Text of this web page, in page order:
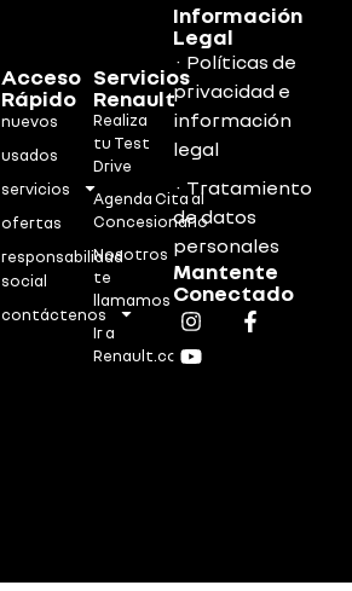
Servicios
Renault
Realiza
tu Test
Drive
Agenda Cita al
Concesionario
Nosotros
te
llamamos
Ir a
Renault.co
Acceso
Rápido
nuevos
usados
servicios
ofertas
responsabilidad
social
contáctenos
Información
Legal
· Políticas de
privacidad e
información
legal
· Tratamiento
de datos
personales
Mantente
Conectado